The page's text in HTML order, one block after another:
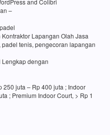
and Colibri
–
Lapangan Olah Jasa
tenis, pengecoran lapangan
dengan
juta – Rp 400 juta ; Indoor
; Premium Indoor Court, > Rp 1